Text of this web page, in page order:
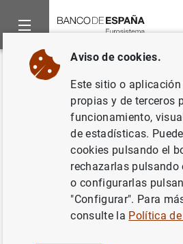
Inicio Publicaciones
Volver
Una clasificación
los fondos de
españoles
Aviso de cookies.
Este sitio o
propias y de terceros
funcionamiento,
de estadísticas.
cookies pulsando el
rechazarlas pulsando
o configurarlas
"Configurar". Para
consulte la Política